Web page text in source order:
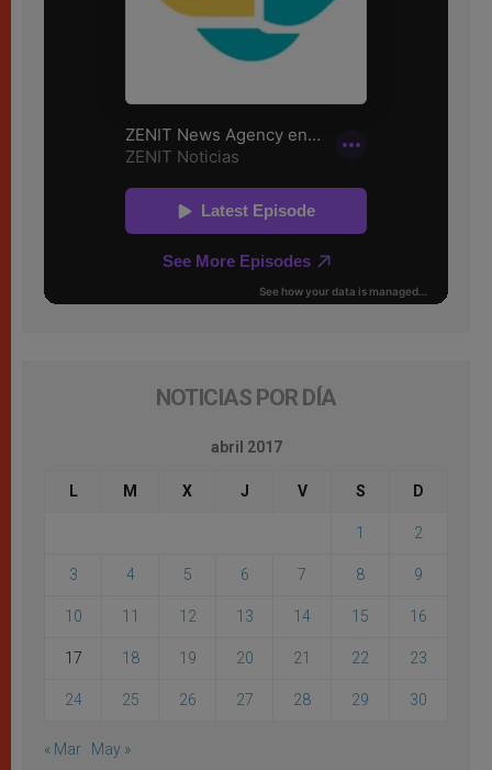
NOTICIAS POR DÍA
abril 2017
L M X J V S D
1 2
3 4 5 6 7 8 9
10 11 12 13 14 15 16
17 18 19 20 21 22 23
24 25 26 27 28 29 30
« Mar May »